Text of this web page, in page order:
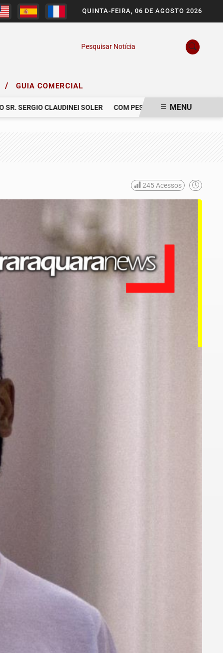
QUINTA-FEIRA, 06 DE AGOSTO 2026
Pesquisar Notícia
/ GUIA COMERCIAL
SERGIO CLAUDINEI SOLER COM PESAR, NOS DESPEDIMOS DE
MENU
245Acessos